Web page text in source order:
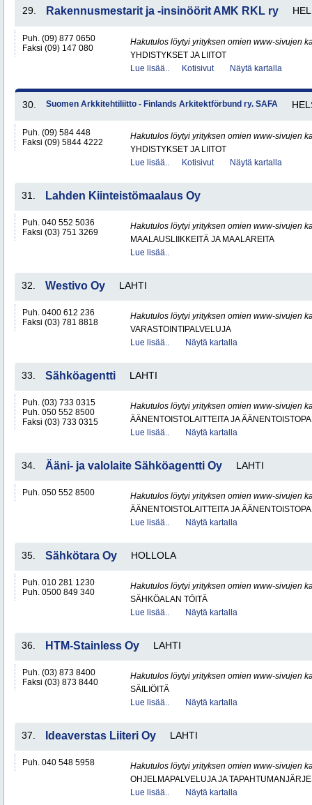
29. Rakennusmestarit ja -insinöörit AMK RKL ry
Puh. (09) 877 0650
Faksi (09) 147 080
Hakutulos löytyi yrityksen omien www-sivujen
YHDISTYKSET JA LIITOT
Lue lisää..
Kotisivut Näytä kartalla
30. Suomen Arkkitehtiliitto - Finlands Arkitektförbund ry. SAFA
Puh. (09) 584 448
Faksi (09) 5844 4222
Hakutulos löytyi yrityksen omien www-sivujen
YHDISTYKSET JA LIITOT
Lue lisää..
Kotisivut Näytä kartalla
31. Lahden Kiinteistömaalaus Oy
Puh. 040 552 5036
Faksi (03) 751 3269
Hakutulos löytyi yrityksen omien www-sivujen
MAALAUSLIIKKEITÄ JA MAALAREITA
Lue lisää..
32. Westivo Oy LAHTI
Puh. 0400 612 236
Faksi (03) 781 8818
Hakutulos löytyi yrityksen omien www-sivujen
VARASTOINTIPALVELUJA
Lue lisää..
Näytä kartalla
33. Sähköagentti LAHTI
Puh. (03) 733 0315
Puh. 050 552 8500
Faksi (03) 733 0315
Hakutulos löytyi yrityksen omien www-sivujen
ÄÄNENTOISTOLAITTEITA JA
Lue lisää..
Näytä kartalla
34. Ääni- ja valolaite Sähköagentti Oy LAHTI
Puh. 050 552 8500
Hakutulos löytyi yrityksen omien www-sivujen
ÄÄNENTOISTOLAITTEITA JA
Lue lisää..
Näytä kartalla
35. Sähkötara Oy HOLLOLA
Puh. 010 281 1230
Puh. 0500 849 340
Hakutulos löytyi yrityksen omien www-sivujen
SÄHKÖALAN TÖITÄ
Lue lisää..
Näytä kartalla
36. HTM-Stainless Oy LAHTI
Puh. (03) 873 8400
Faksi (03) 873 8440
Hakutulos löytyi yrityksen omien www-sivujen
SÄILIÖITÄ
Lue lisää..
Näytä kartalla
37. Ideaverstas Liiteri Oy LAHTI
Puh. 040 548 5958
Hakutulos löytyi yrityksen omien www-sivujen
OHJELMAPALVELUJA JA
Lue lisää..
Näytä kartalla